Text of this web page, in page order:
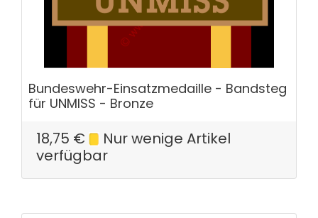
Bundeswehr-Einsatzmedaille - Bandsteg
für UNMISS - Bronze
18,75 €
Nur wenige Artikel
verfügbar